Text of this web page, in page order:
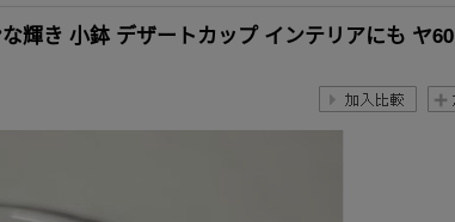
輝き 小鉢 デザートカップ インテリアにも ヤ60